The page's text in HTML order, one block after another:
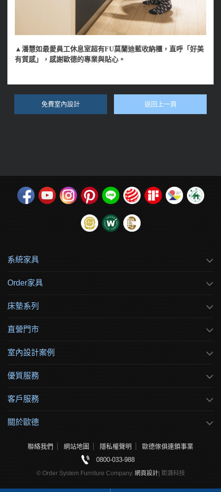
▲潘慧如最愛員工休息室超有FU莫蘭迪藍收納櫃，直呼「好美
有質感」，感謝歐德的專業與貼心。
免費室內設計 返回上一頁
系統家具
Order家具
床墊系列
直營門市
室內設計案例
優質服務
客戶服務
關於歐德
聯絡我們 網站地圖 隱私權聲明
歐德傢俱連鎖事業
0800-033-988
© Order System Furniture Company.網頁設計| 鉅潞科技